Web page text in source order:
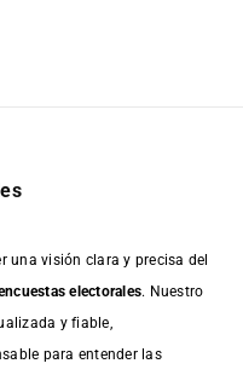
una visión clara y precisa del
electorales. Nuestro
y fiable,
para entender las